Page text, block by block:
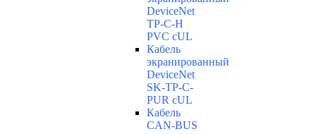
DeviceNet
TP-C-H
PVC cUL
Кабель
экранированный
DeviceNet
SK-TP-C-
PUR cUL
Кабель
CAN-BUS